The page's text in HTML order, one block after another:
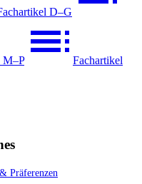
D–G
M–P Fachartikel
Präferenzen